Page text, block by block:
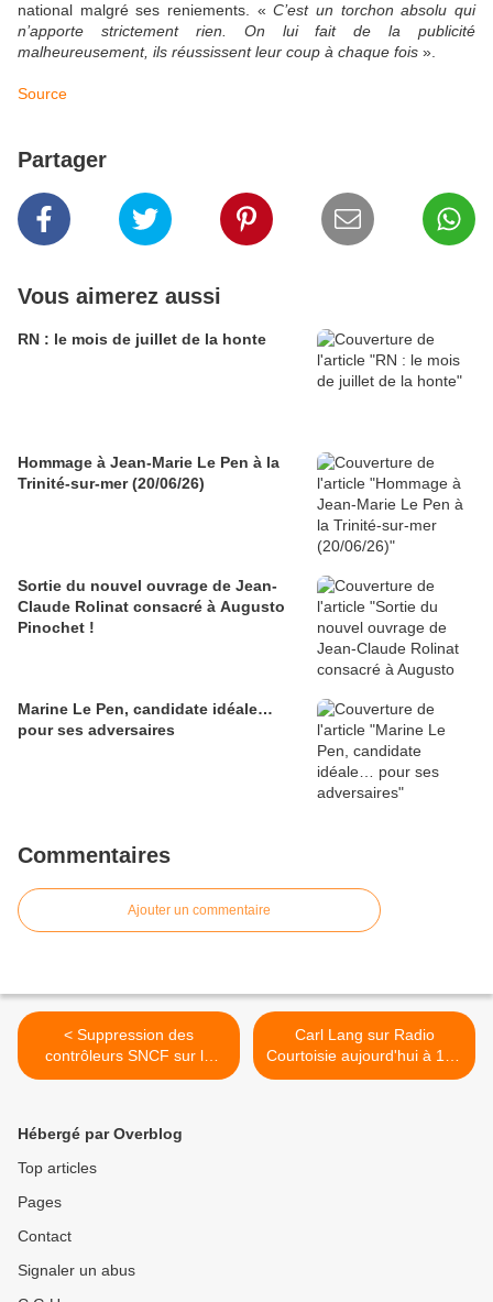
national malgré ses reniements. «C’est un torchon absolu qui
n’apporte strictement rien. On lui fait de la publicité
malheureusement, ils réussissent leur coup à chaque fois ».
Source
Partager
Vous aimerez aussi
RN : le mois de juillet de la honte
Hommage à Jean-Marie Le Pen à la
Trinité-sur-mer (20/06/26)
Sortie du nouvel ouvrage de Jean-
Claude Rolinat consacré à Augusto
Pinochet !
Marine Le Pen, candidate idéale…
pour ses adversaires
Commentaires
Ajouter un commentaire
< Suppression des
contrôleurs SNCF sur la
ligne Paris-Beauvais
Carl Lang sur Radio
Courtoisie aujourd'hui à 18h
>
Hébergé par Overblog
Top articles
Pages
Contact
Signaler un abus